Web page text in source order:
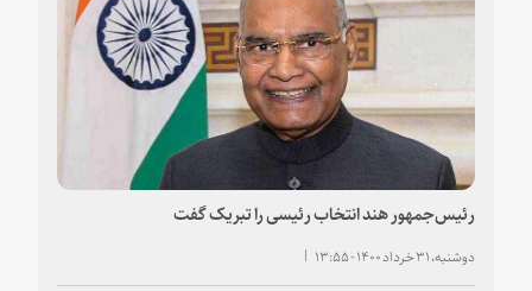
رئیس‌جمهور هند انتخاب رئیسی را تبریک گفت
دوشنبه، ۳۱ خرداد ۱۴۰۰ - ۱۳:۵۵